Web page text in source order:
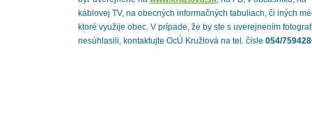
káblovej TV, na obecných informačných tabuliach, či iných
ktoré využije obec. V prípade, že by ste s uverejnením
nesúhlasili, kontaktujte OcÚ Kružlová na tel. čísle 054/